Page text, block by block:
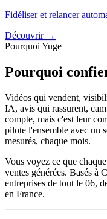
Fidéliser et relancer
Découvrir →
Pourquoi Yuge
Pourquoi
Vidéos qui vendent,
IA, avis qui rassurent,
compte, mais c'est leur
pilote l'ensemble avec un
mesurés, chaque mois.
Vous voyez ce que
ventes générées. Basés à
entreprises de tout le 06,
en France.